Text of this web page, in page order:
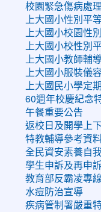
校園緊急傷病處
上大國小性別平
上大國小校園性
上大國小校性別
上大國小教師輔
上大國小服裝儀
上大國民小學定
60週年校慶紀念
午餐重要公告
返校日及開學上
特教輔導參考資
全民資安素養自
學生申訴及再申
教育部反霸凌專
水痘防治宣導
疾病管制署嚴重